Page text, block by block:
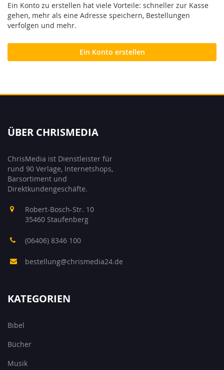
Ein Konto zu erstellen hat viele Vorteile: schneller zur Kasse
gehen, mehr als eine Adresse speichern, Bestellungen
verfolgen und mehr.
Ein Konto erstellen
ÜBER CHRISMEDIA
ChrisMedia ist Dienstleister für
rund 90 Verlage, Internetshops,
Barsortiment und
Direktkundengeschäfte.
Robert-Bosch-Str. 10
35460 Staufenberg
(06406) 8346 100
bestellung@chrismedia24.de
KATEGORIEN
Bibel
Bücher
Musik